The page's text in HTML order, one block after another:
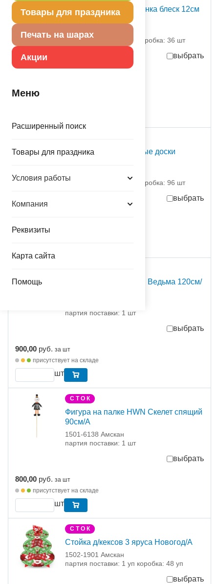
Товары для праздника
Печать на шарах
Акции
Меню
Расширенный поиск
Товары для праздника
Условия работы
Компания
Реквизиты
Карта сайта
Помощь
Фигура подвес Снежинка блеск 12см
3шт/А
1501-5641 Амскан
партия поставки: 1 шт коробка: 36 шт
выбрать
Декорация Деревянные доски
партия поставки: 1 шт коробка: 96 шт
выбрать
присутствует на складе
Фигура на палке HWN Ведьма 120см/
партия поставки: 1 шт
выбрать
900,00 руб. за шт
присутствует на складе
шт
С Т О К
Фигура на палке HWN Скелет спящий
90см/А
1501-6138 Амскан
партия поставки: 1 шт
выбрать
800,00 руб. за шт
присутствует на складе
шт
С Т О К
Стойка д/кексов 3 яруса Новогод/А
1502-1901 Амскан
партия поставки: 1 уп коробка: 48 уп
выбрать